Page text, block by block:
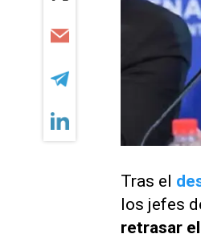
Tras el
los jefes
retrasar